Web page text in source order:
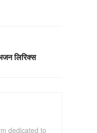
लिरिक्स
dedicated to